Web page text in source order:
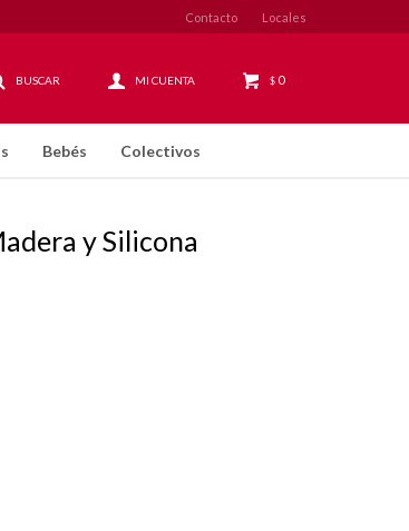
Bebés Colectivos
$ 0
Contacto Locales
y Silicona